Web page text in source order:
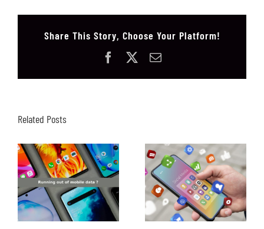
Share This Story, Choose Your Platform!
FacebookEmail
Related Posts